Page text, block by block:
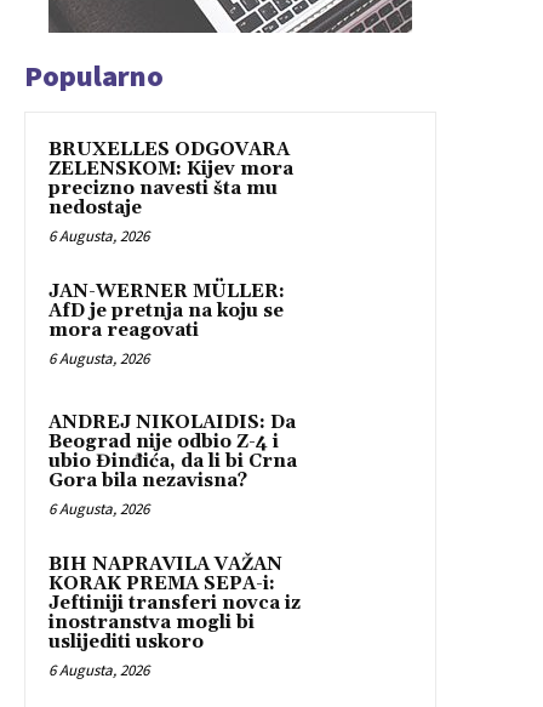
Popularno
BRUXELLES ODGOVARA
ZELENSKOM: Kijev mora
precizno navesti šta mu
nedostaje
6 Augusta, 2026
JAN-WERNER MÜLLER:
AfD je pretnja na koju se
mora reagovati
6 Augusta, 2026
ANDREJ NIKOLAIDIS: Da
Beograd nije odbio Z-4 i
ubio Đinđića, da li bi Crna
Gora bila nezavisna?
6 Augusta, 2026
BIH NAPRAVILA VAŽAN
KORAK PREMA SEPA-i:
Jeftiniji transferi novca iz
inostranstva mogli bi
uslijediti uskoro
6 Augusta, 2026